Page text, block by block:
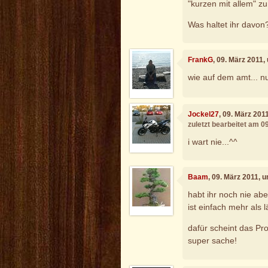
"kurzen mit allem"
Was haltet ihr
FrankG, 09. März 2011,
wie auf dem amt...
Jockel27, 09. März
zuletzt bearbeitet am
i wart nie...^^
Baam, 09. März 2011,
habt ihr noch nie
ist einfach mehr als
dafür scheint das
super sache!